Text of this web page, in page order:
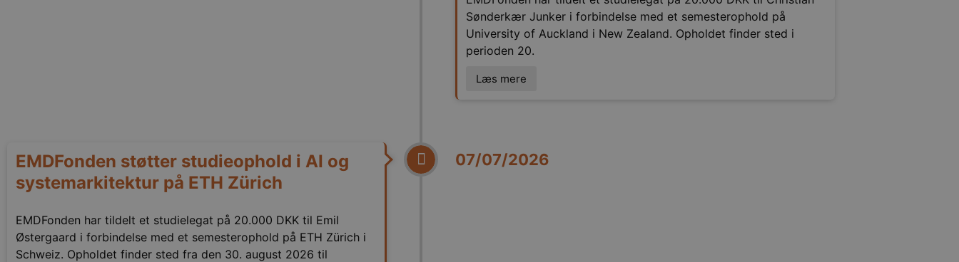
Sønderkær Junker i forbindelse med et semesterophold på
University of Auckland i New Zealand. Opholdet finder sted i
perioden 20.
Læs mere
07/07/2026
EMDFonden støtter studieophold i AI og
systemarkitektur på ETH Zürich
EMDFonden har tildelt et studielegat på 20.000 DKK til Emil
Østergaard i forbindelse med et semesterophold på ETH Zürich i
Schweiz. Opholdet finder sted fra den 30. august 2026 til